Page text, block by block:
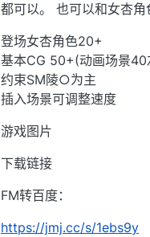
都可以。 也可以和女杏角
登场女杏角色20+
基本CG 50+(动画场景40
约束SM陵○为主
插入场景可调整速度
游戏图片
下载链接
FM转百度：
https://jmj.cc/s/1ebs9y